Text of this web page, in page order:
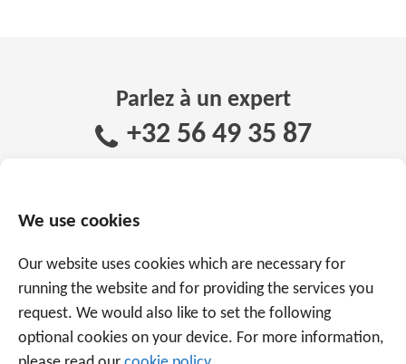
We use cookies
Our website uses cookies which are necessary for
running the website and for providing the services you
request. We would also like to set the following
optional cookies on your device. For more information,
Parlez à un expert
+32 56 49 35 87
d'expérience.